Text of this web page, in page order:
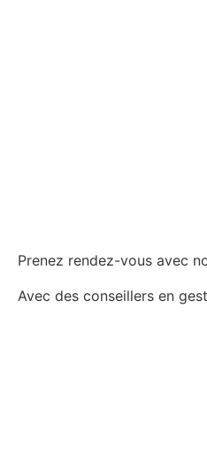
Prenez rendez-vous avec
Avec des conseillers en